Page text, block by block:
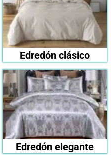
Edredón clásico
Edredón elegante